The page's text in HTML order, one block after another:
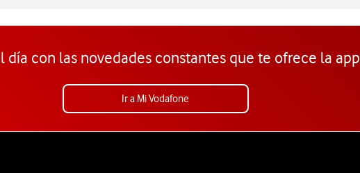
día con las novedades constantes que te ofrece la app
Ir a Mi Vodafone